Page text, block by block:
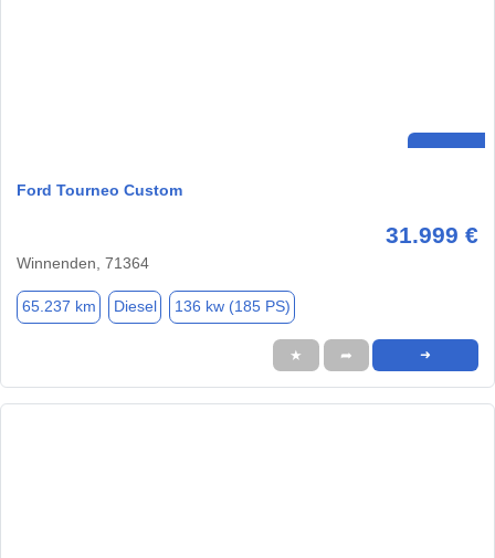
Ford Tourneo Custom
31.999 €
Winnenden, 71364
65.237 km Diesel 136 kw (185 PS)
★ ➦ ➜